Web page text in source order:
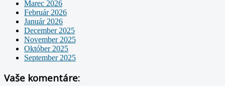
Marec 2026
Február 2026
Január 2026
December 2025
November 2025
Október 2025
September 2025
Vaše komentáre: